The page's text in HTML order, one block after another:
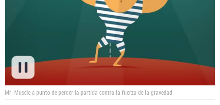
Mr. Muscle a punto de perder la partida contra la fuerza de la gravedad